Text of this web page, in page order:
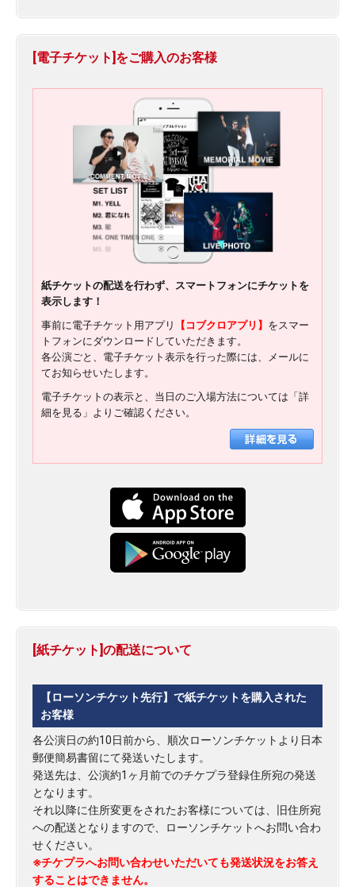
[電子チケット]をご購入のお客様
紙チケットの配送を行わず、スマートフォンにチケットを
表示します！
事前に電子チケット用アプリ
【コブクロアプリ】 をスマー
トフォンにダウンロードしていただきます。
各公演ごと、電子チケット表示を行った際には、メールに
てお知らせいたします。
電子チケットの表示と、当日のご入場方法については「詳
細を見る」よりご確認ください。
[紙チケット]の配送について
【ローソンチケット先行】で紙チケットを購入された
お客様
各公演日の約10日前から、順次ローソンチケットより日本
郵便簡易書留にて発送いたします。
発送先は、公演約1ヶ月前でのチケプラ登録住所宛の発送
となります。
それ以降に住所変更をされたお客様については、旧住所宛
への配送となりますので、ローソンチケットへお問い合わ
せください。
※チケプラへお問い合わせいただいても発送状況をお答え
することはできません。